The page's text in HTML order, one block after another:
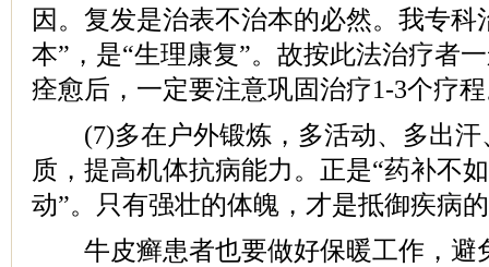
因。复发是治表不治本的必然。我专科
本”，是“生理康复”。故按此法治疗者
痊愈后，一定要注意巩固治疗1-3个疗
(7)多在户外锻炼，多活动、多出汗
质，提高机体抗病能力。正是“药补不
动”。只有强壮的体魄，才是抵御疾病
牛皮癣患者也要做好保暖工作，避